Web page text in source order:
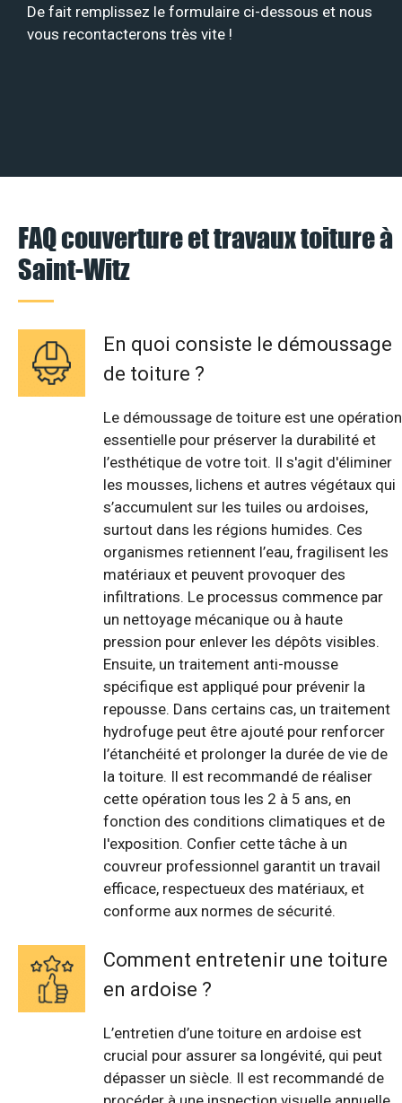
De fait remplissez le formulaire ci-dessous et nous
vous recontacterons très vite !
FAQ couverture et travaux toiture à
Saint-Witz
En quoi consiste le démoussage
de toiture ?
Le démoussage de toiture est une opération
essentielle pour préserver la durabilité et
l’esthétique de votre toit. Il s'agit d'éliminer
les mousses, lichens et autres végétaux qui
s’accumulent sur les tuiles ou ardoises,
surtout dans les régions humides. Ces
organismes retiennent l’eau, fragilisent les
matériaux et peuvent provoquer des
infiltrations. Le processus commence par
un nettoyage mécanique ou à haute
pression pour enlever les dépôts visibles.
Ensuite, un traitement anti-mousse
spécifique est appliqué pour prévenir la
repousse. Dans certains cas, un traitement
hydrofuge peut être ajouté pour renforcer
l’étanchéité et prolonger la durée de vie de
la toiture. Il est recommandé de réaliser
cette opération tous les 2 à 5 ans, en
fonction des conditions climatiques et de
l'exposition. Confier cette tâche à un
couvreur professionnel garantit un travail
efficace, respectueux des matériaux, et
conforme aux normes de sécurité.
Comment entretenir une toiture
en ardoise ?
L’entretien d’une toiture en ardoise est
crucial pour assurer sa longévité, qui peut
dépasser un siècle. Il est recommandé de